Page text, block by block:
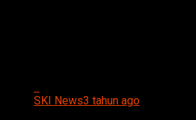
SKI News3 tahun ago